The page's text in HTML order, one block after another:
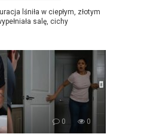
lśniła w ciepłym, złotym
salę, cichy
0 0